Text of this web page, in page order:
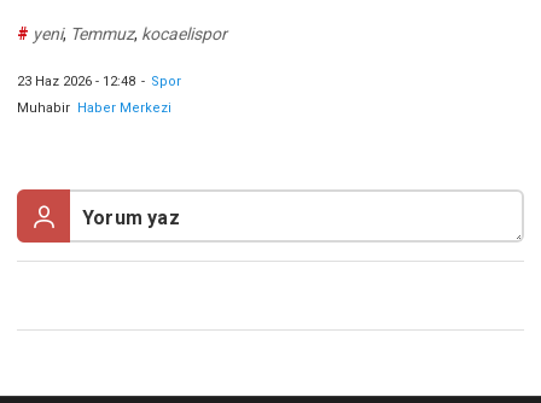
# yeni, Temmuz, kocaelispor
23 Haz 2026 - 12:48 - Spor
Muhabir
Haber Merkezi